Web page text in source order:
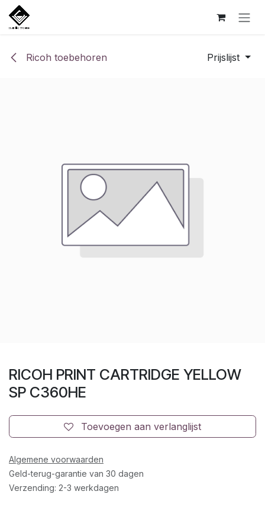
Overslaan naar inhoud
Ricoh toebehoren Prijslijst
RICOH PRINT CARTRIDGE YELLOW
SP C360HE
Toevoegen aan verlanglijst
Algemene voorwaarden
Geld-terug-garantie van 30 dagen
Verzending: 2-3 werkdagen